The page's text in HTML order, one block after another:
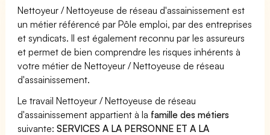
Nettoyeur / Nettoyeuse de réseau d'assainissement est
un métier référencé par Pôle emploi, par des entreprises
et syndicats. Il est également reconnu par les assureurs
et permet de bien comprendre les risques inhérents à
votre métier de Nettoyeur / Nettoyeuse de réseau
d'assainissement.
Le travail Nettoyeur / Nettoyeuse de réseau
d'assainissement appartient à la famille des métiers
suivante:SERVICES A LA PERSONNE ET A LA